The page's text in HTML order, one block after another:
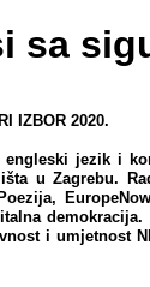
sa
IZBOR 2020.
engleski jezik i
u Zagrebu.
demokracija.
i umjetnost